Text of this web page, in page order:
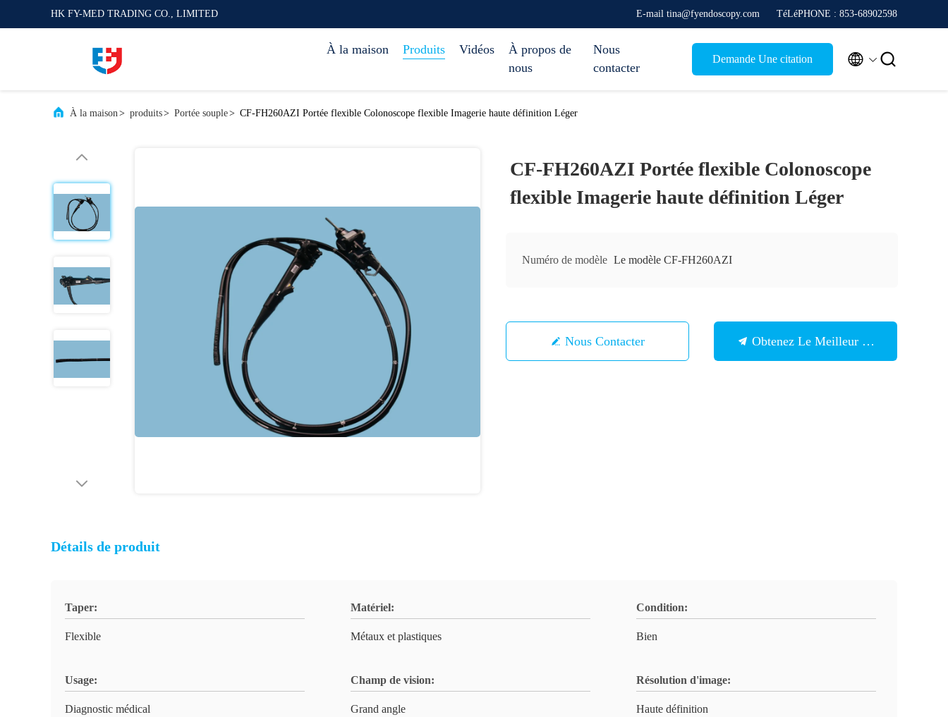
HK FY-MED TRADING CO., LIMITED E-mail tina@fyendoscopy.com TéLéPHONE : 853-68902598
À la maison Produits Vidéos
À propos de
nous
Nous
contacter
Demande Une citation  
À la maison> produits> Portée souple> CF-FH260AZI Portée flexible Colonoscope flexible Imagerie haute définition Léger
CF-FH260AZI Portée flexible Colonoscope
flexible Imagerie haute définition Léger
Numéro de modèle Le modèle CF-FH260AZI
Nous Contacter Obtenez Le Meilleur Prix
Détails de produit
Taper:
Flexible
Matériel:
Métaux et plastiques
Condition:
Bien
Usage:
Diagnostic médical
Champ de vision:
Grand angle
Résolution d'image:
Haute définition